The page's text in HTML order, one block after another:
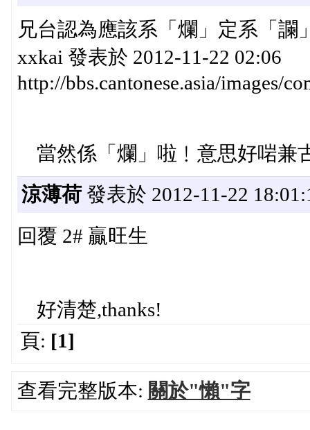
兄台認為應該系「爛」定系「讕
xxkai 發表於 2012-11-22 02:06
http://bbs.cantonese.asia/images/
當然係「爛」啦﹗意思好啱兼
涼薄荷發表於 2012-11-22
回覆 2# 贏旺生
好清楚,thanks!
頁: [1]
查看完整版本: 關於"懶"字